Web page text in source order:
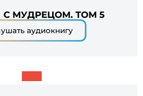
С МУДРЕЦОМ. ТОМ 5
аудиокнигу